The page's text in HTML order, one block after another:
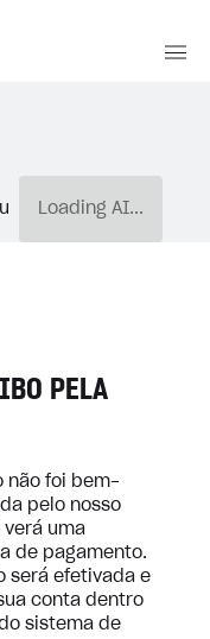
Loading AI...
PELA
não foi bem-
pelo nosso
verá uma
de pagamento.
será efetivada e
conta dentro
sistema de